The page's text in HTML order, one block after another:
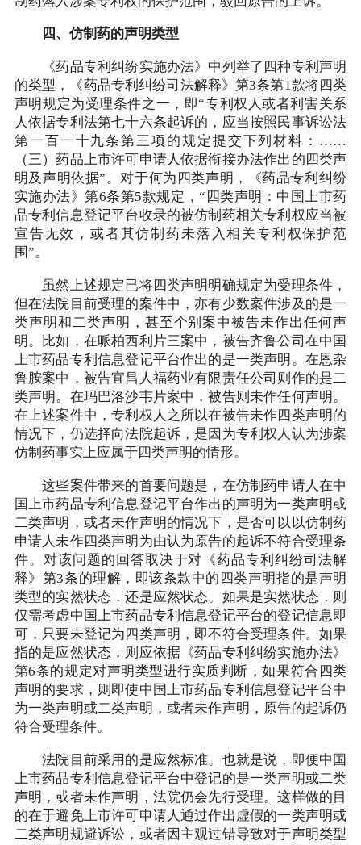
四、仿制药的声明类型
《药品专利纠纷实施办法》中列举了四种专利声明
的类型，《药品专利纠纷司法解释》第3条第1款将四类
声明规定为受理条件之一，即“专利权人或者利害关系
人依据专利法第七十六条起诉的，应当按照民事诉讼法
第一百一十九条第三项的规定提交下列材料：……
（三）药品上市许可申请人依据衔接办法作出的四类声
明及声明依据”。对于何为四类声明，《药品专利纠纷
实施办法》第6条第5款规定，“四类声明：中国上市药
品专利信息登记平台收录的被仿制药相关专利权应当被
宣告无效，或者其仿制药未落入相关专利权保护范
围”。
虽然上述规定已将四类声明明确规定为受理条件，
但在法院目前受理的案件中，亦有少数案件涉及的是一
类声明和二类声明，甚至个别案中被告未作出任何声
明。比如，在哌柏西利片三案中，被告齐鲁公司在中国
上市药品专利信息登记平台作出的是一类声明。在恩杂
鲁胺案中，被告宜昌人福药业有限责任公司则作的是二
类声明。在玛巴洛沙韦片案中，被告则未作任何声明。
在上述案件中，专利权人之所以在被告未作四类声明的
情况下，仍选择向法院起诉，是因为专利权人认为涉案
仿制药事实上应属于四类声明的情形。
这些案件带来的首要问题是，在仿制药申请人在中
国上市药品专利信息登记平台作出的声明为一类声明或
二类声明，或者未作声明的情况下，是否可以以仿制药
申请人未作四类声明为由认为原告的起诉不符合受理条
件。对该问题的回答取决于对《药品专利纠纷司法解
释》第3条的理解，即该条款中的四类声明指的是声明
类型的实然状态，还是应然状态。如果是实然状态，则
仅需考虑中国上市药品专利信息登记平台的登记信息即
可，只要未登记为四类声明，即不符合受理条件。如果
指的是应然状态，则应依据《药品专利纠纷实施办法》
第6条的规定对声明类型进行实质判断，如果符合四类
声明的要求，则即使中国上市药品专利信息登记平台中
为一类声明或二类声明，或者未作声明，原告的起诉仍
符合受理条件。
法院目前采用的是应然标准。也就是说，即便中国
上市药品专利信息登记平台中登记的是一类声明或二类
声明，或者未作声明，法院仍会先行受理。这样做的目
的在于避免上市许可申请人通过作出虚假的一类声明或
二类声明规避诉讼，或者因主观过错导致对于声明类型